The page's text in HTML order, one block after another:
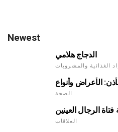
Newest
الدجاج هلامي
الغذائية والمشروبات
الأعراض وأنواع
الصحة
فتاة الرجال العينين
العلاقات